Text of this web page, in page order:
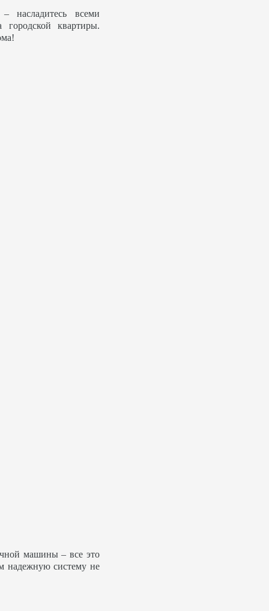
насладитесь всеми
квартиры.
машины – все это
надежную систему не